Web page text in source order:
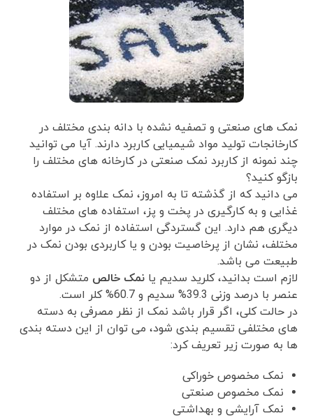
نمک های صنعتی و تصفیه نشده با دانه بندی مختلف در
کارخانجات تولید مواد شیمیایی کاربرد دارند. آیا می توانید
چند نمونه از کاربرد نمک صنعتی در کارخانه های مختلف را
بازگو کنید؟
می دانید که از گذشته تا به امروز، نمک علاوه بر استفاده
غذایی و به کارگیری در پخت و پز، استفاده های مختلف
دیگری هم دارد. این گستردگی استفاده از نمک در موارد
مختلف، نشان از پرخاصیت بودن و یا کاربردی بودن نمک در
طبیعت می باشد.
لازم است بدانید، کلرید سدیم یانمک خالص متشکل از دو
عنصر با درصد وزنی 39.3% سدیم و 60.7% کلر است.
در حالت کلی، اگر قرار باشد نمک از نظر مصرفی به دسته
های مختلفی تقسیم بندی شود، می توان از این دسته بندی
ها به صورت زیر تعریف کرد:
نمک مخصوص خوراکی
نمک مخصوص صنعتی
نمک آرایشی و بهداشتی